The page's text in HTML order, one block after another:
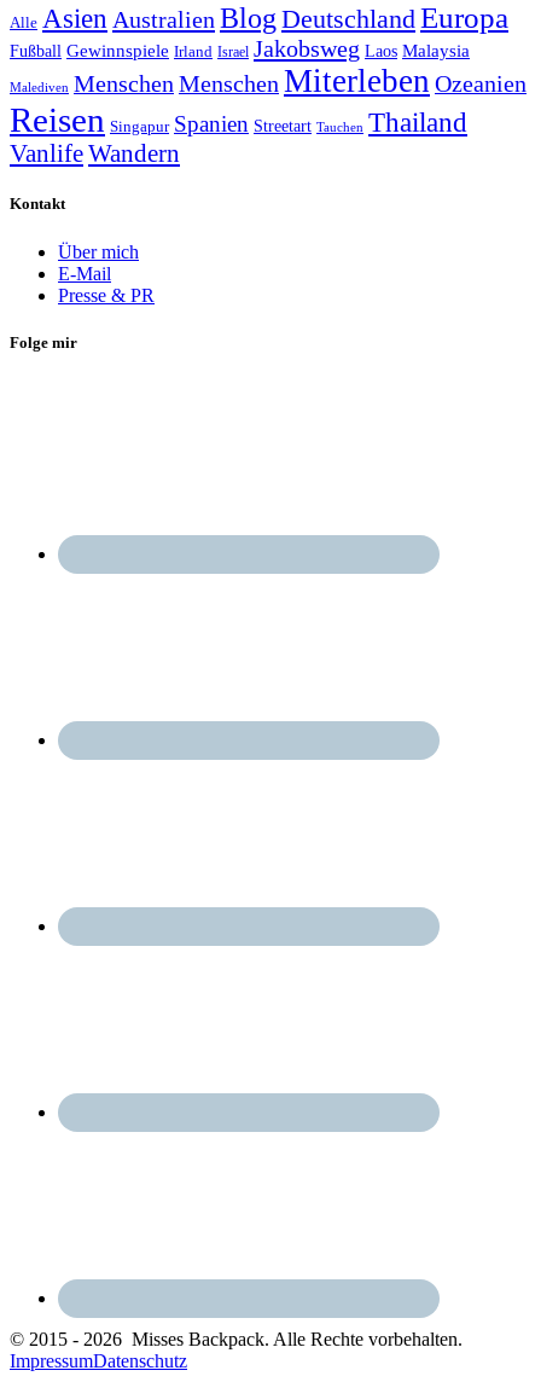
Alle Asien Australien BlogDeutschlandEuropa
Fußball Gewinnspiele Irland Israel Jakobsweg Laos Malaysia
Malediven Menschen Menschen Miterleben Ozeanien
Reisen Singapur Spanien Streetart Tauchen Thailand
VanlifeWandern
Kontakt
Über mich
E-Mail
Presse & PR
Folge mir
© 2015 - 2026 Misses Backpack. Alle Rechte vorbehalten.
ImpressumDatenschutz